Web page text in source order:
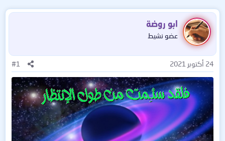
ابو روضة
عضو نشيط
24 أكتوبر 2021 #1